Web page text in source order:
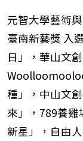
元智大學藝
臺南新藝獎 入
日」，華山
種」，中山
來」，789養
新星」，自